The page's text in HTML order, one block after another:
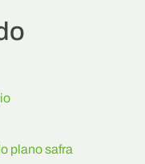
plano safra